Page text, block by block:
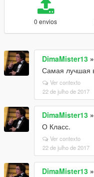
0 envios
DimaMister13 »
Самая лучшая
Ver contexto
22 de julho de 2017
DimaMister13 »
О Класс.
Ver contexto
22 de julho de 2017
DimaMister13 »